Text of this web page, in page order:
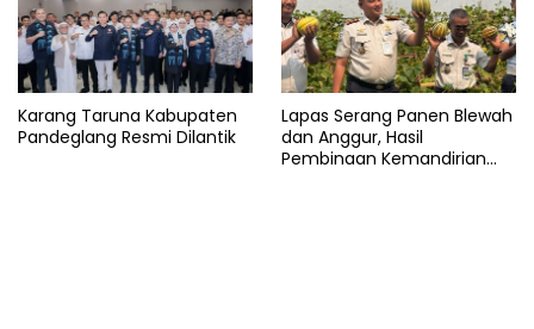
Karang Taruna Kabupaten
Pandeglang Resmi Dilantik
Lapas Serang Panen Blewah
dan Anggur, Hasil
Pembinaan Kemandirian